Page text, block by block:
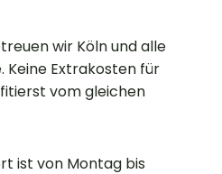
wir Köln und alle
Keine Extrakosten für
vom gleichen
ist von Montag bis